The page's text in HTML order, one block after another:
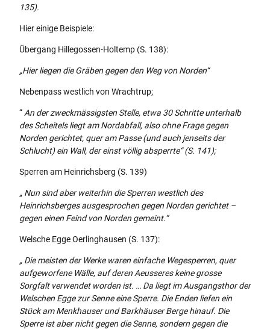
135).
Hier einige Beispiele:
Übergang Hillegossen-Holtemp (S. 138):
„Hier liegen die Gräben gegen den Weg von Norden“
Nebenpass westlich von Wrachtrup;
“ An der zweckmässigsten Stelle, etwa 30 Schritte unterhalb
des Scheitels liegt am Nordabfall, also ohne Frage gegen
Norden gerichtet, quer am Passe (und auch jenseits der
Schlucht) ein Wall, der einst völlig absperrte“ (S. 141);
Sperren am Heinrichsberg (S. 139)
„ Nun sind aber weiterhin die Sperren westlich des
Heinrichsberges ausgesprochen gegen Norden gerichtet –
gegen einen Feind von Norden gemeint.“
Welsche Egge Oerlinghausen (S. 137):
„ Die meisten der Werke waren einfache Wegesperren, quer
aufgeworfene Wälle, auf deren Aeusseres keine grosse
Sorgfalt verwendet worden ist. … Da liegt im Ausgangsthor der
Welschen Egge zur Senne eine Sperre. Die Enden liefen ein
Stück am Menkhauser und Barkhäuser Berge hinauf. Die
Sperre ist aber nicht gegen die Senne, sondern gegen die